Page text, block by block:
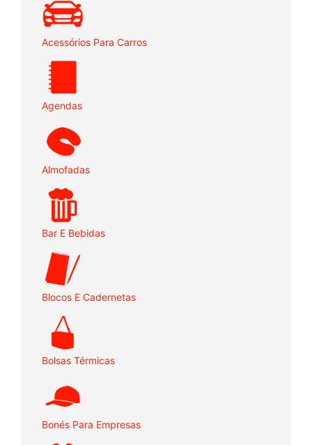
Acessórios Para Carros
Agendas
Almofadas
Bar E Bebidas
Blocos E Cadernetas
Bolsas Térmicas
Bonés Para Empresas